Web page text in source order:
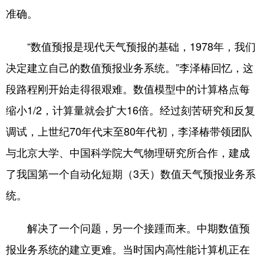
准确。
“数值预报是现代天气预报的基础，1978年，我们
决定建立自己的数值预报业务系统。”李泽椿回忆，这
段路程刚开始走得很艰难。数值模型中的计算格点每
缩小1/2，计算量就会扩大16倍。经过刻苦研究和反复
调试，上世纪70年代末至80年代初，李泽椿带领团队
与北京大学、中国科学院大气物理研究所合作，建成
了我国第一个自动化短期（3天）数值天气预报业务系
统。
解决了一个问题，另一个接踵而来。中期数值预
报业务系统的建立更难。当时国内高性能计算机正在